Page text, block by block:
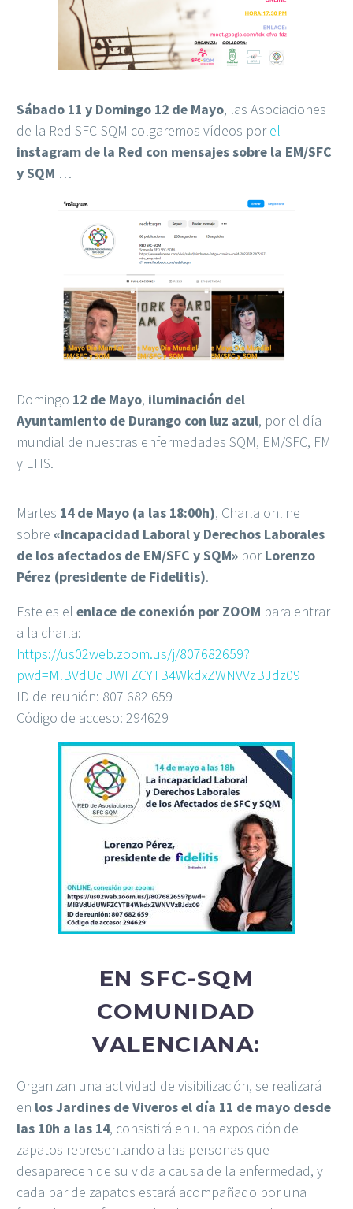
Sábado 11 y Domingo 12 de Mayo, las Asociaciones
de la Red SFC-SQM colgaremos vídeos porel
instagram de la Red con mensajes sobre la EM/SFC
y SQM …
Domingo 12 de Mayo, iluminación del
Ayuntamiento de Durango con luz azul, por el día
mundial de nuestras enfermedades SQM, EM/SFC, FM
y EHS.
Martes 14 de Mayo (a las 18:00h), Charla online
sobre «Incapacidad Laboral y Derechos Laborales
de los afectados de EM/SFC y SQM» porLorenzo
Pérez (presidente de Fidelitis).
Este es el enlace de conexión por ZOOM para entrar
a la charla:
https://us02web.zoom.us/j/807682659?
pwd=MlBVdUdUWFZCYTB4WkdxZWNVVzBJdz09
ID de reunión: 807 682 659
Código de acceso: 294629
EN SFC-SQM
COMUNIDAD
VALENCIANA:
Organizan una actividad de visibilización, se realizará
en los Jardines de Viveros el día 11 de mayo desde
las 10h a las 14, consistirá en una exposición de
zapatos representando a las personas que
desaparecen de su vida a causa de la enfermedad, y
cada par de zapatos estará acompañado por una